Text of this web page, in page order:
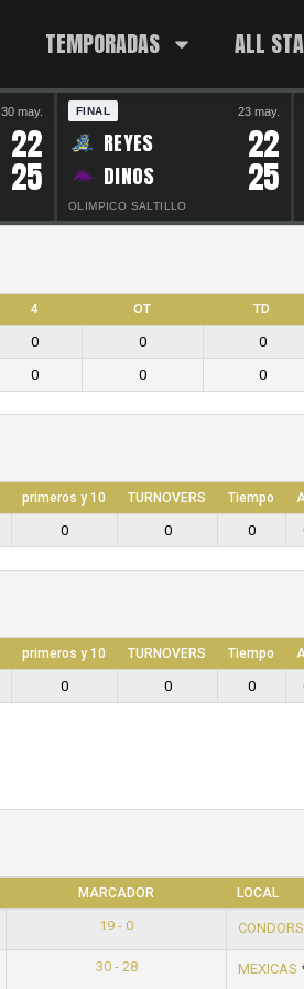
TEMPORADAS ALL
30 may.
22
25
FINAL 23 may.
REYES 22
DINOS 25
OLIMPICO SALTILLO
4 OT TD
0 0 0
0 0 0
primeros y 10 TURNOVERS Tiempo
0 0 0
primeros y 10 TURNOVERS Tiempo
0 0 0
MARCADOR LOCAL
19 - 0 CONDORS
30 - 28 MEXICAS